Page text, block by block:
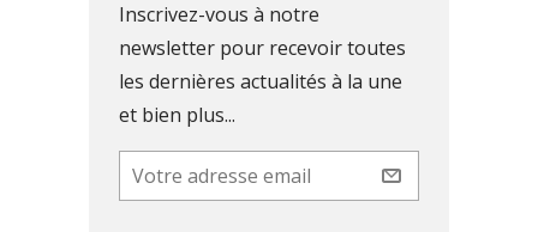
Inscrivez-vous à notre
newsletter pour recevoir toutes
les dernières actualités à la une
et bien plus...